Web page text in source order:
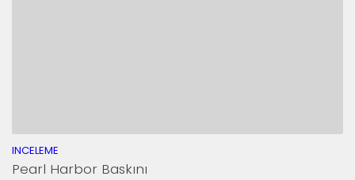
INCELEME
Pearl Harbor Baskını